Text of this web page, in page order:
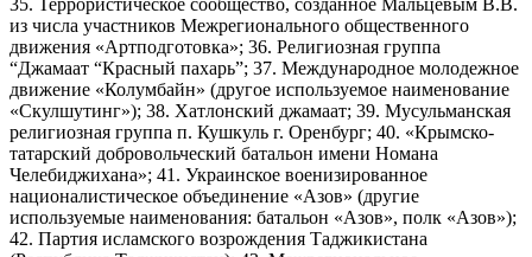
из числа участников Межрегионального общественного
движения «Артподготовка»; 36. Религиозная группа
“Джамаат “Красный пахарь”; 37. Международное молодежное
движение «Колумбайн» (другое используемое наименование
«Скулшутинг»); 38. Хатлонский джамаат; 39. Мусульманская
религиозная группа п. Кушкуль г. Оренбург; 40. «Крымско-
татарский добровольческий батальон имени Номана
Челебиджихана»; 41. Украинское военизированное
националистическое объединение «Азов» (другие
используемые наименования: батальон «Азов», полк «Азов»);
42. Партия исламского возрождения Таджикистана